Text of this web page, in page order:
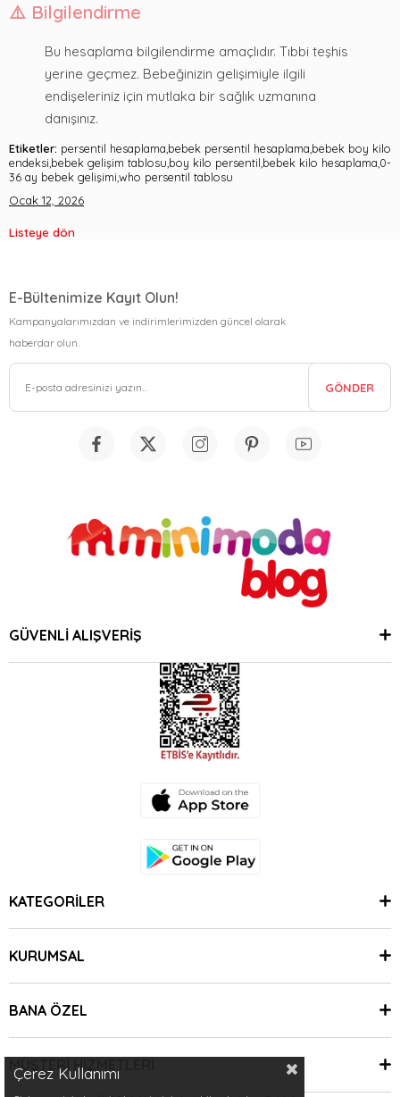
⚠️ Bilgilendirme
Bu hesaplama bilgilendirme amaçlıdır. Tıbbi teşhis
yerine geçmez. Bebeğinizin gelişimiyle ilgili
endişeleriniz için mutlaka bir sağlık uzmanına
danışınız.
Etiketler: persentil hesaplama,bebek persentil hesaplama,bebek boy kilo
endeksi,bebek gelişim tablosu,boy kilo persentil,bebek kilo hesaplama,0-
36 ay bebek gelişimi,who persentil tablosu
Ocak 12, 2026
Listeye dön
E-Bültenimize Kayıt Olun!
Kampanyalarımızdan ve indirimlerimizden güncel olarak
haberdar olun.
GÖNDER
GÜVENLİ ALIŞVERİŞ
KATEGORİLER
KURUMSAL
BANA ÖZEL
MÜŞTERİ HİZMETLERİ
Çerez Kullanımı